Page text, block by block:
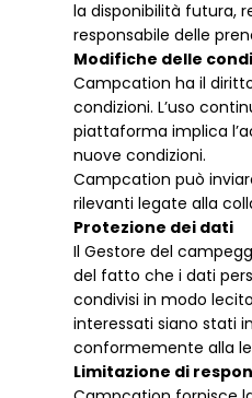
la disponibilità futura,
responsabile delle
Modifiche delle
Campcation ha il
condizioni. L’uso
piattaforma implica
nuove condizioni.
Campcation può
rilevanti legate alla
Protezione dei dati
Il Gestore del
del fatto che i dati
condivisi in modo
interessati siano stati
conformemente alla
Limitazione di